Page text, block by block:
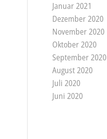
Januar 2021
Dezember 2020
November 2020
Oktober 2020
September 2020
August 2020
Juli 2020
Juni 2020